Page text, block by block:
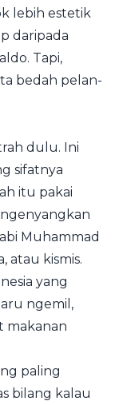
lebih estetik
daripada
Tapi,
bedah pelan-
dulu. Ini
sifatnya
itu pakai
Muhammad
atau kismis.
yang
ngemil,
makanan
paling
bilang kalau